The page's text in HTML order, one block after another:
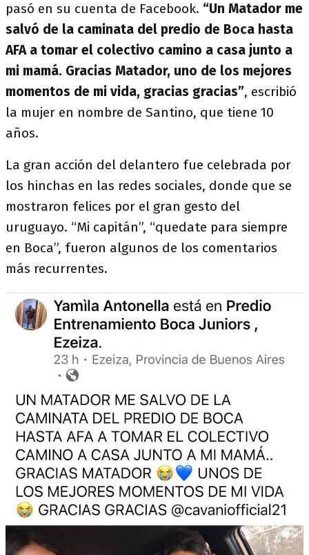
pasó en su cuenta de Facebook. “Un Matador me
salvó de la caminata del predio de Boca hasta
AFA a tomar el colectivo camino a casa junto a
mi mamá. Gracias Matador, uno de los mejores
momentos de mi vida, gracias gracias”, escribió
la mujer en nombre de Santino, que tiene 10
años.
La gran acción del delantero fue celebrada por
los hinchas en las redes sociales, donde que se
mostraron felices por el gran gesto del
uruguayo. “Mi capitán”, “quedate para siempre
en Boca”, fueron algunos de los comentarios
más recurrentes.